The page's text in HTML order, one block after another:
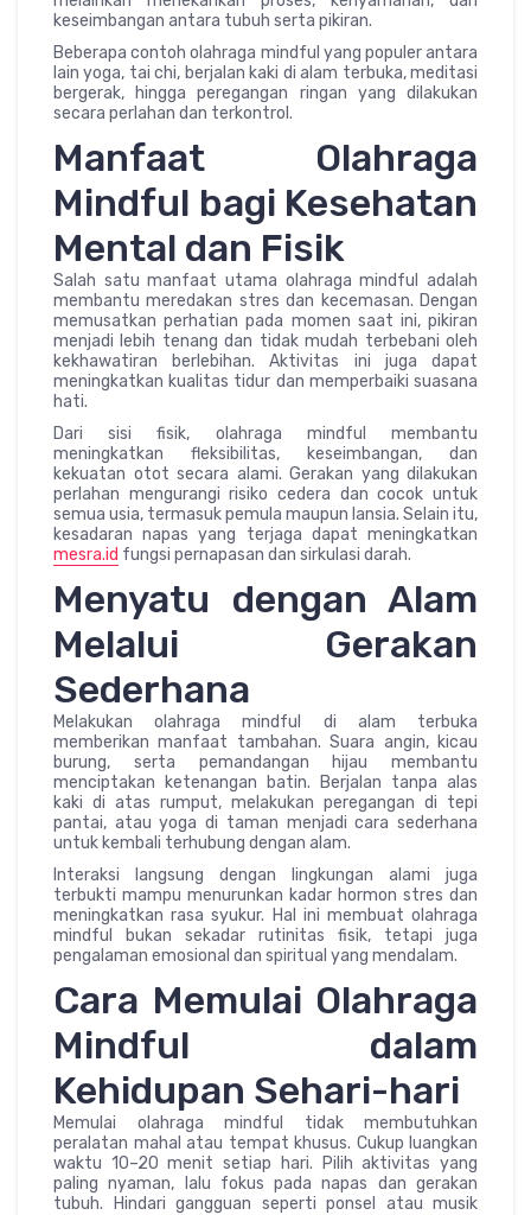
keseimbangan antara tubuh serta pikiran.
Beberapa contoh olahraga mindful yang populer antara
lain yoga, tai chi, berjalan kaki di alam terbuka, meditasi
bergerak, hingga peregangan ringan yang dilakukan
secara perlahan dan terkontrol.
Manfaat Olahraga
Mindful bagi Kesehatan
Mental dan Fisik
Salah satu manfaat utama olahraga mindful adalah
membantu meredakan stres dan kecemasan. Dengan
memusatkan perhatian pada momen saat ini, pikiran
menjadi lebih tenang dan tidak mudah terbebani oleh
kekhawatiran berlebihan. Aktivitas ini juga dapat
meningkatkan kualitas tidur dan memperbaiki suasana
hati.
Dari sisi fisik, olahraga mindful membantu
meningkatkan fleksibilitas, keseimbangan, dan
kekuatan otot secara alami. Gerakan yang dilakukan
perlahan mengurangi risiko cedera dan cocok untuk
semua usia, termasuk pemula maupun lansia. Selain itu,
kesadaran napas yang terjaga dapat meningkatkan
mesra.id fungsi pernapasan dan sirkulasi darah.
Menyatu dengan Alam
Melalui Gerakan
Sederhana
Melakukan olahraga mindful di alam terbuka
memberikan manfaat tambahan. Suara angin, kicau
burung, serta pemandangan hijau membantu
menciptakan ketenangan batin. Berjalan tanpa alas
kaki di atas rumput, melakukan peregangan di tepi
pantai, atau yoga di taman menjadi cara sederhana
untuk kembali terhubung dengan alam.
Interaksi langsung dengan lingkungan alami juga
terbukti mampu menurunkan kadar hormon stres dan
meningkatkan rasa syukur. Hal ini membuat olahraga
mindful bukan sekadar rutinitas fisik, tetapi juga
pengalaman emosional dan spiritual yang mendalam.
Cara Memulai Olahraga
Mindful dalam
Kehidupan Sehari-hari
Memulai olahraga mindful tidak membutuhkan
peralatan mahal atau tempat khusus. Cukup luangkan
waktu 10–20 menit setiap hari. Pilih aktivitas yang
paling nyaman, lalu fokus pada napas dan gerakan
tubuh. Hindari gangguan seperti ponsel atau musik